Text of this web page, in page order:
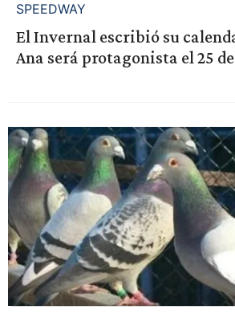
SPEEDWAY
El Invernal escribió su
Ana será protagonista el 25